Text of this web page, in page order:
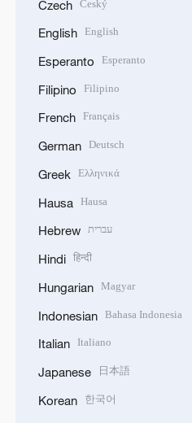
Czech
English English
Esperanto Esperanto
Filipino Filipino
French Français
German Deutsch
Greek Ελληνικά
Hausa Hausa
Hebrew עברית
Hindi हिन्दी
Hungarian Magyar
Indonesian Bahasa Indonesia
Italian Italiano
Japanese 日本語
Korean 한국어